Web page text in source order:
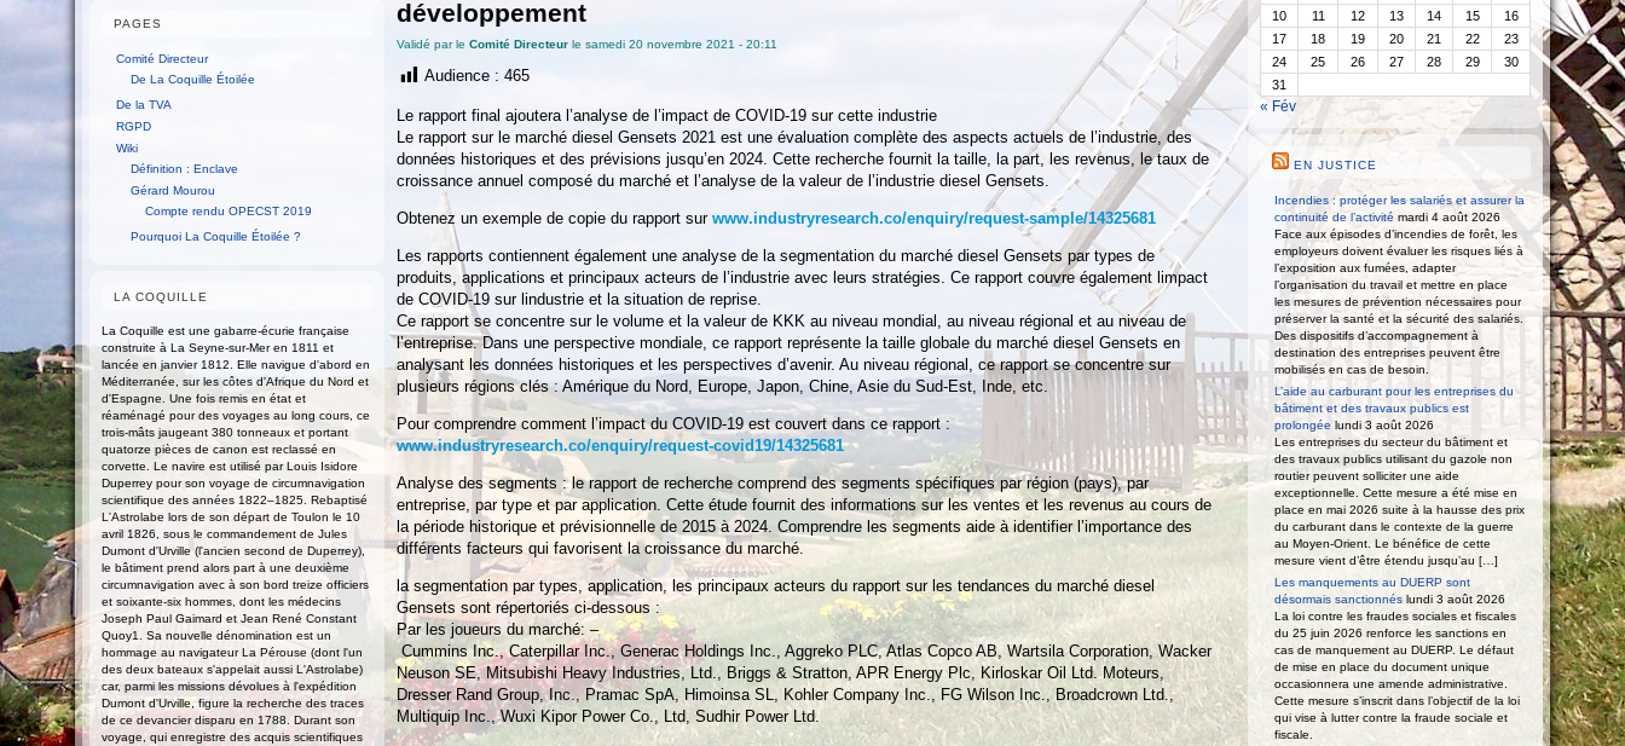
PAGES
Comité Directeur
De La Coquille Étoilée
De la TVA
RGPD
Wiki
Définition : Enclave
Gérard Mourou
Compte rendu OPECST 2019
Pourquoi La Coquille Étoilée ?
LA COQUILLE
La Coquille est une gabarre-écurie française
construite à La Seyne-sur-Mer en 1811 et
lancée en janvier 1812. Elle navigue d'abord en
Méditerranée, sur les côtes d'Afrique du Nord et
d'Espagne. Une fois remis en état et
réaménagé pour des voyages au long cours, ce
trois-mâts jaugeant 380 tonneaux et portant
quatorze pièces de canon est reclassé en
corvette. Le navire est utilisé par Louis Isidore
Duperrey pour son voyage de circumnavigation
scientifique des années 1822–1825. Rebaptisé
L'Astrolabe lors de son départ de Toulon le 10
avril 1826, sous le commandement de Jules
Dumont d'Urville (l'ancien second de Duperrey),
le bâtiment prend alors part à une deuxième
circumnavigation avec à son bord treize officiers
et soixante-six hommes, dont les médecins
Joseph Paul Gaimard et Jean René Constant
Quoy1. Sa nouvelle dénomination est un
hommage au navigateur La Pérouse (dont l'un
des deux bateaux s'appelait aussi L'Astrolabe)
car, parmi les missions dévolues à l'expédition
Dumont d'Urville, figure la recherche des traces
de ce devancier disparu en 1788. Durant son
voyage, qui enregistre des acquis scientifiques
développement
Validé par le Comité Directeur le samedi 20 novembre 2021 - 20:11
Audience : 465
Le rapport final ajoutera l’analyse de l’impact de COVID-19 sur cette industrie
Le rapport sur le marché diesel Gensets 2021 est une évaluation complète des aspects actuels de l’industrie, des
données historiques et des prévisions jusqu’en 2024. Cette recherche fournit la taille, la part, les revenus, le taux de
croissance annuel composé du marché et l’analyse de la valeur de l’industrie diesel Gensets.
Obtenez un exemple de copie du rapport sur www.industryresearch.co/enquiry/request-sample/14325681
Les rapports contiennent également une analyse de la segmentation du marché diesel Gensets par types de
produits, applications et principaux acteurs de l’industrie avec leurs stratégies. Ce rapport couvre également limpact
de COVID-19 sur lindustrie et la situation de reprise.
Ce rapport se concentre sur le volume et la valeur de KKK au niveau mondial, au niveau régional et au niveau de
l’entreprise. Dans une perspective mondiale, ce rapport représente la taille globale du marché diesel Gensets en
analysant les données historiques et les perspectives d’avenir. Au niveau régional, ce rapport se concentre sur
plusieurs régions clés : Amérique du Nord, Europe, Japon, Chine, Asie du Sud-Est, Inde, etc.
Pour comprendre comment l’impact du COVID-19 est couvert dans ce rapport :
www.industryresearch.co/enquiry/request-covid19/14325681
Analyse des segments : le rapport de recherche comprend des segments spécifiques par région (pays), par
entreprise, par type et par application. Cette étude fournit des informations sur les ventes et les revenus au cours de
la période historique et prévisionnelle de 2015 à 2024. Comprendre les segments aide à identifier l’importance des
différents facteurs qui favorisent la croissance du marché.
la segmentation par types, application, les principaux acteurs du rapport sur les tendances du marché diesel
Gensets sont répertoriés ci-dessous :
Par les joueurs du marché: –
Cummins Inc., Caterpillar Inc., Generac Holdings Inc., Aggreko PLC, Atlas Copco AB, Wartsila Corporation, Wacker
Neuson SE, Mitsubishi Heavy Industries, Ltd., Briggs & Stratton, APR Energy Plc, Kirloskar Oil Ltd. Moteurs,
Dresser Rand Group, Inc., Pramac SpA, Himoinsa SL, Kohler Company Inc., FG Wilson Inc., Broadcrown Ltd.,
Multiquip Inc., Wuxi Kipor Power Co., Ltd, Sudhir Power Ltd.
10
11 12 13 14 15
16
17
18 19 20 21 22
23
24
25 26 27 28 29
30
31
« Fév
EN JUSTICE
Incendies : protéger les salariés et assurer la
continuité de l’activité mardi 4 août 2026
Face aux épisodes d’incendies de forêt, les
employeurs doivent évaluer les risques liés à
l’exposition aux fumées, adapter
l’organisation du travail et mettre en place
les mesures de prévention nécessaires pour
préserver la santé et la sécurité des salariés.
Des dispositifs d’accompagnement à
destination des entreprises peuvent être
mobilisés en cas de besoin.
L’aide au carburant pour les entreprises du
bâtiment et des travaux publics est
prolongée lundi 3 août 2026
Les entreprises du secteur du bâtiment et
des travaux publics utilisant du gazole non
routier peuvent solliciter une aide
exceptionnelle. Cette mesure a été mise en
place en mai 2026 suite à la hausse des prix
du carburant dans le contexte de la guerre
au Moyen-Orient. Le bénéfice de cette
mesure vient d’être étendu jusqu’au […]
Les manquements au DUERP sont
désormais sanctionnés lundi 3 août 2026
La loi contre les fraudes sociales et fiscales
du 25 juin 2026 renforce les sanctions en
cas de manquement au DUERP. Le défaut
de mise en place du document unique
occasionnera une amende administrative.
Cette mesure s’inscrit dans l’objectif de la loi
qui vise à lutter contre la fraude sociale et
fiscale.